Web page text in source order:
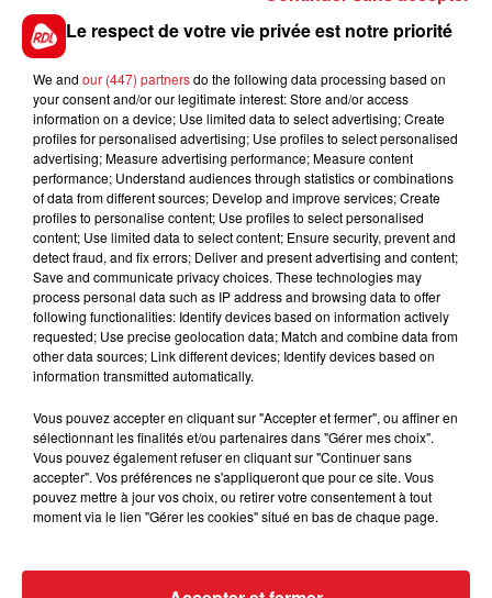
FIL D'ACTUS
15 juillet 2026
BÉTHUNE: ENQUÊTE POUR HOMICIDE
VOLONTAIRE EN COURS, APRÈS LA...
Selon les premiers éléments, le logement servait
à des prostituées
LA BASE DE LOISIRS
Le respect de votre vie privée est notre priorité
We and our (447) partnersdo the following data processing based on
your consent and/or our legitimate interest: Store and/or access
information on a device; Use limited data to select advertising; Create
profiles for personalised advertising; Use profiles to select personalised
advertising; Measure advertising performance; Measure content
performance; Understand audiences through statistics or combinations
of data from different sources; Develop and improve services; Create
profiles to personalise content; Use profiles to select personalised
content; Use limited data to select content; Ensure security, prevent and
detect fraud, and fix errors; Deliver and present advertising and content;
Save and communicate privacy choices. These technologies may
process personal data such as IP address and browsing data to offer
following functionalities: Identify devices based on information actively
requested; Use precise geolocation data; Match and combine data from
other data sources; Link different devices; Identify devices based on
information transmitted automatically.
Vous pouvez accepter en cliquant sur "Accepter et fermer", ou affiner en
sélectionnant les finalités et/ou partenaires dans "Gérer mes choix".
Vous pouvez également refuser en cliquant sur "Continuer sans
accepter". Vos préférences ne s'appliqueront que pour ce site. Vous
pouvez mettre à jour vos choix, ou retirer votre consentement à tout
moment via le lien "Gérer les cookies" situé en bas de chaque page.